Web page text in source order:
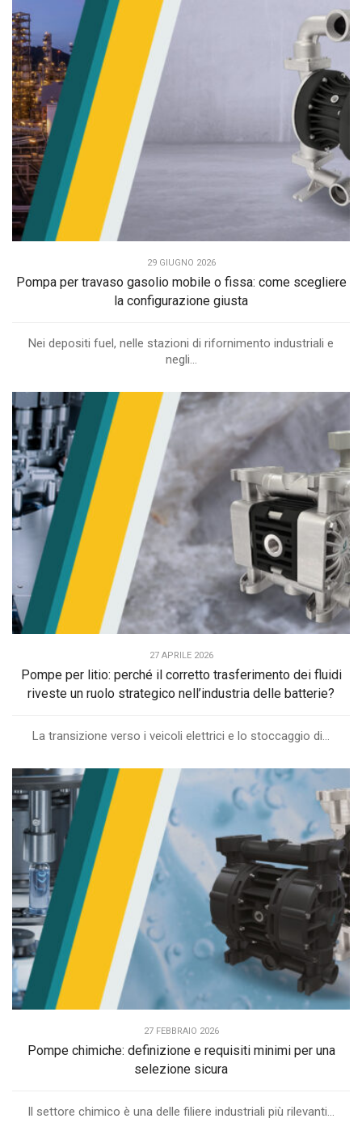
29 GIUGNO 2026
Pompa per travaso gasolio mobile o fissa: come scegliere
la configurazione giusta
Nei depositi fuel, nelle stazioni di rifornimento industriali e
negli...
27 APRILE 2026
Pompe per litio: perché il corretto trasferimento dei fluidi
riveste un ruolo strategico nell’industria delle batterie?
La transizione verso i veicoli elettrici e lo stoccaggio di...
27 FEBBRAIO 2026
Pompe chimiche: definizione e requisiti minimi per una
selezione sicura
Il settore chimico è una delle filiere industriali più rilevanti...